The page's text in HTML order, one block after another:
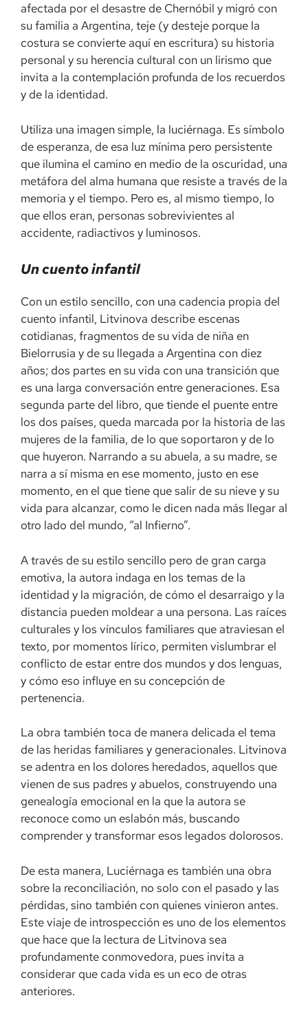
afectada por el desastre de Chernóbil y migró con
su familia a Argentina, teje (y desteje porque la
costura se convierte aquí en escritura) su historia
personal y su herencia cultural con un lirismo que
invita a la contemplación profunda de los recuerdos
y de la identidad.
Utiliza una imagen simple, la luciérnaga. Es símbolo
de esperanza, de esa luz mínima pero persistente
que ilumina el camino en medio de la oscuridad, una
metáfora del alma humana que resiste a través de la
memoria y el tiempo. Pero es, al mismo tiempo, lo
que ellos eran, personas sobrevivientes al
accidente, radiactivos y luminosos.
Un cuento infantil
Con un estilo sencillo, con una cadencia propia del
cuento infantil, Litvinova describe escenas
cotidianas, fragmentos de su vida de niña en
Bielorrusia y de su llegada a Argentina con diez
años; dos partes en su vida con una transición que
es una larga conversación entre generaciones. Esa
segunda parte del libro, que tiende el puente entre
los dos países, queda marcada por la historia de las
mujeres de la familia, de lo que soportaron y de lo
que huyeron. Narrando a su abuela, a su madre, se
narra a sí misma en ese momento, justo en ese
momento, en el que tiene que salir de su nieve y su
vida para alcanzar, como le dicen nada más llegar al
otro lado del mundo, “al Infierno”.
A través de su estilo sencillo pero de gran carga
emotiva, la autora indaga en los temas de la
identidad y la migración, de cómo el desarraigo y la
distancia pueden moldear a una persona. Las raíces
culturales y los vínculos familiares que atraviesan el
texto, por momentos lírico, permiten vislumbrar el
conflicto de estar entre dos mundos y dos lenguas,
y cómo eso influye en su concepción de
pertenencia.
La obra también toca de manera delicada el tema
de las heridas familiares y generacionales. Litvinova
se adentra en los dolores heredados, aquellos que
vienen de sus padres y abuelos, construyendo una
genealogía emocional en la que la autora se
reconoce como un eslabón más, buscando
comprender y transformar esos legados dolorosos.
De esta manera, Luciérnaga es también una obra
sobre la reconciliación, no solo con el pasado y las
pérdidas, sino también con quienes vinieron antes.
Este viaje de introspección es uno de los elementos
que hace que la lectura de Litvinova sea
profundamente conmovedora, pues invita a
considerar que cada vida es un eco de otras
anteriores.